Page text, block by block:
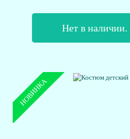
Нет в наличии.
НОВИНКА